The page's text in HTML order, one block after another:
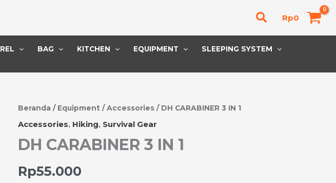
Cari Rp0
BAG KITCHEN EQUIPMENT
SLEEPING SYSTEM
Beranda / Equipment /Accessories / DH CARABINER 3 IN 1
Accessories, Hiking, Survival Gear
DH CARABINER 3 IN 1
Rp55.000
Kuantitas
CARABINER
3
IN